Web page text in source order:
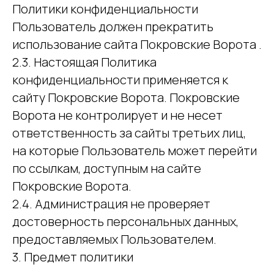
Политики конфиденциальности
Пользователь должен прекратить
использование сайта Покровские Ворота .
2.3. Настоящая Политика
конфиденциальности применяется к
сайту Покровские Ворота. Покровские
Ворота не контролирует и не несет
ответственность за сайты третьих лиц,
на которые Пользователь может перейти
по ссылкам, доступным на сайте
Покровские Ворота.
2.4. Администрация не проверяет
достоверность персональных данных,
предоставляемых Пользователем.
3. Предмет политики